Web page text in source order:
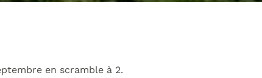
en scramble à 2.